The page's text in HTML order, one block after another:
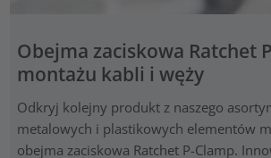
Obejma zaciskowa Ratchet
montażu kabli i węży
Odkryj kolejny produkt z naszego
metalowych i plastikowych elementów
obejma zaciskowa Ratchet P-Clamp.